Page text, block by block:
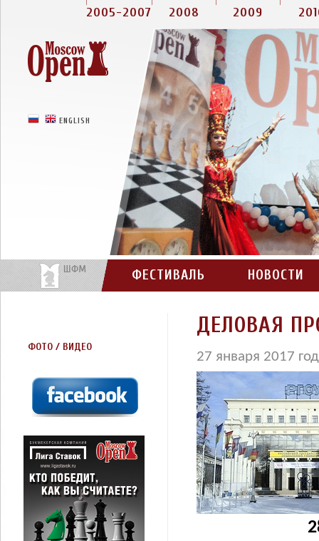
2009
2008
2005-2007
РУССКИЙENGLISH
ФЕСТИВАЛЬ НОВОСТИ
ФОТО / ВИДЕО
ДЕЛОВАЯ
27 января 2017